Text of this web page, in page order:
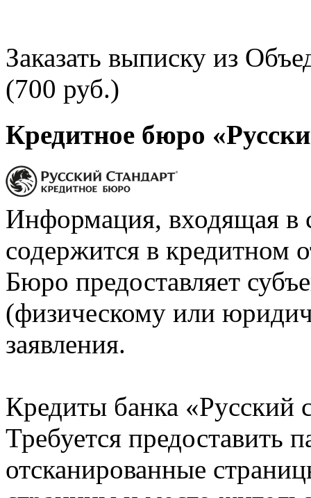
Заказать выписку из
(700 руб.)
Кредитное бюро
Информация, входящая в
содержится в кредитном
Бюро предоставляет
(физическому или
заявления.
Кредиты банка «Русский
Требуется предоставить
отсканированные